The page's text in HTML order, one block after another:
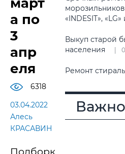
а по
3
апр
еля
6318
03.04.2022
Алесь
КРАСАВИН
«INDESIT»,
Выкуп старой
населения
Ремонт